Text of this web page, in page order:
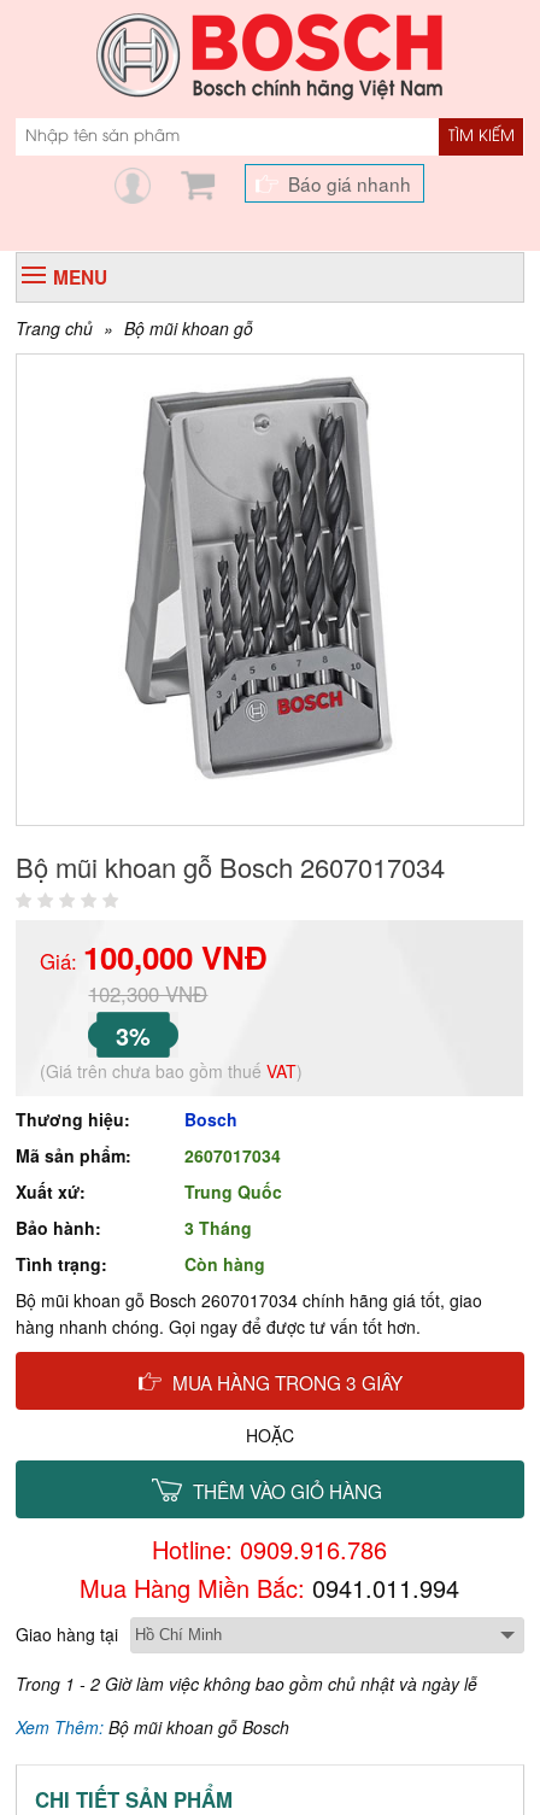
TÌM KIẾM
Báo giá nhanh
MENU
Trang chủ » Bộ mũi khoan gỗ
Bộ mũi khoan gỗ Bosch 2607017034
Giá: 100,000 VNĐ
102,300 VNĐ
3%
(Giá trên chưa bao gồm thuếVAT)
Thương hiệu:
Bosch
Mã sản phẩm:
2607017034
Xuất xứ:
Trung Quốc
Bảo hành:
3 Tháng
Tình trạng:
Còn hàng
Bộ mũi khoan gỗ Bosch 2607017034 chính hãng giá tốt, giao
hàng nhanh chóng. Gọi ngay để được tư vấn tốt hơn.
MUA HÀNG TRONG 3 GIÂY
HOẶC
THÊM VÀO GIỎ HÀNG
Hotline: 0909.916.786
Mua Hàng Miền Bắc: 0941.011.994
Giao hàng tại
Trong 1 - 2 Giờ làm việc không bao gồm chủ nhật và ngày lễ
Xem Thêm:Bộ mũi khoan gỗ Bosch
CHI TIẾT SẢN PHẨM